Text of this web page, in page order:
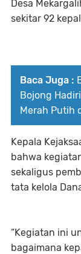
Desa
sekitar 92
Baca Juga :
Bojong
Merah Putih
Kepala
bahwa
sekaligus
tata kelola
“Kegiatan ini
bagaimana